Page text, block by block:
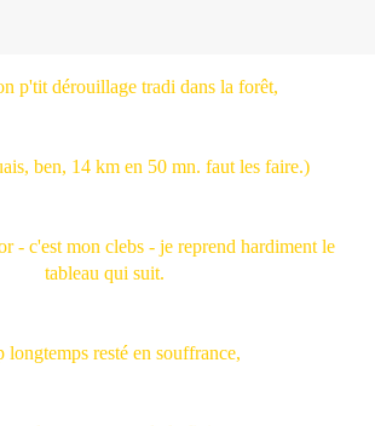
p'tit dérouillage tradi dans la forêt,
ben, 14 km en 50 mn. faut les faire.)
- c'est mon clebs - je reprend hardiment le
tableau qui suit.
longtemps resté en souffrance,